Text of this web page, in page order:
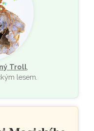
Troll
lesem.